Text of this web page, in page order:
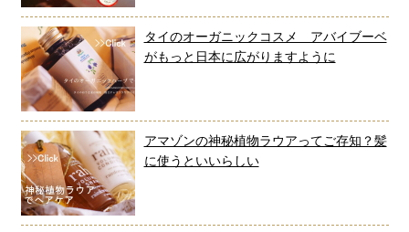
タイのオーガニックコスメ アバイブーベ
がもっと日本に広がりますように
アマゾンの神秘植物ラウアってご存知？髪
に使うといいらしい